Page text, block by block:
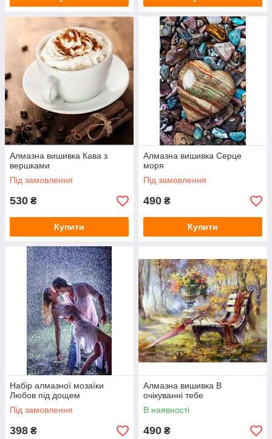
Алмазна вишивка Кава з
вершками
Під замовлення
530 ₴
Купити
Алмазна вишивка Серце
моря
Під замовлення
490 ₴
Купити
Набір алмазної мозаїки
Любов під дощем
Під замовлення
398 ₴
Алмазна вишивка В
очікуванні тебе
В наявності
490 ₴